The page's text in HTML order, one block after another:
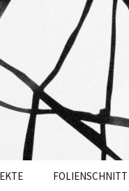
FOLIENSCHNITT